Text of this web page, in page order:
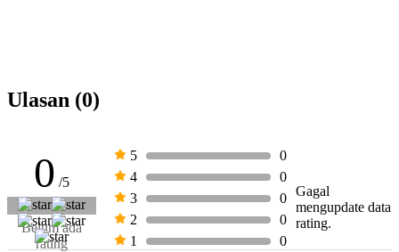
Ulasan (0)
0 /5
Belum ada
rating
5
0
4
0
3
0
2
0
1
0
Gagal
mengupdate data
rating.